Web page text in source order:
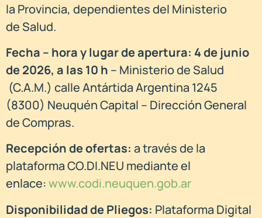
la Provincia, dependientes del Ministerio
de Salud.
Fecha – hora y lugar de apertura: 4 de junio
de 2026, a las 10 h – Ministerio de Salud
(C.A.M.) calle Antártida Argentina 1245
(8300) Neuquén Capital – Dirección General
de Compras.
Recepción de ofertas: a través de la
plataforma CO.DI.NEU mediante el
enlace:www.codi.neuquen.gob.ar
Disponibilidad de Pliegos: Plataforma Digital